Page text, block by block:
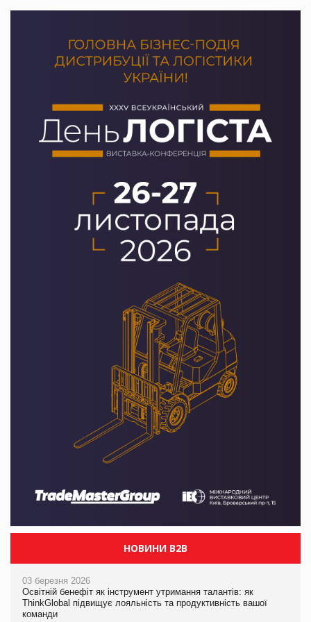
НОВИНИ B2B
03 березня 2026
Освітній бенефіт як інструмент утримання талантів: як
ThinkGlobal підвищує лояльність та продуктивність вашої
команди